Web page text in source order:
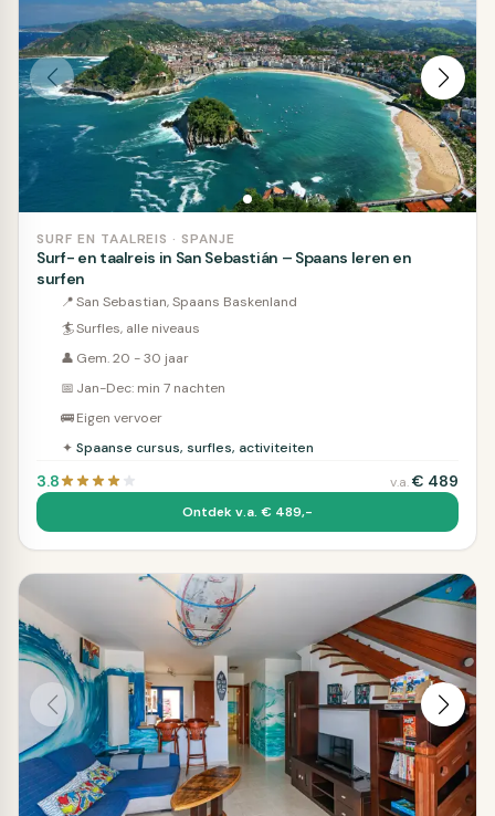
SURF EN TAALREIS · SPANJE
Surf- en taalreis in San Sebastián – Spaans leren en
surfen
📍San Sebastian, Spaans Baskenland
🏄Surfles, alle niveaus
👤 Gem. 20 - 30 jaar
📅 Jan-Dec: min 7 nachten
🚌Eigen vervoer
✦ Spaanse cursus, surfles, activiteiten
3.8 v.a.€ 489
Ontdek v.a. € 489,-